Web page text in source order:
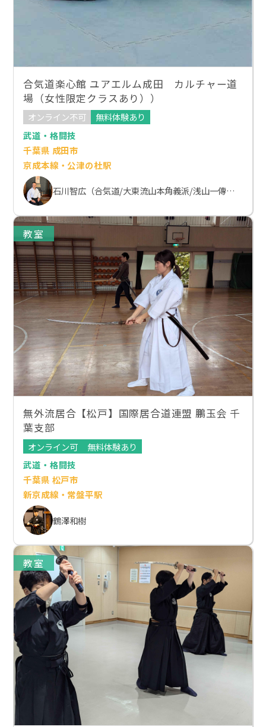
合気道楽心館 ユアエルム成田 カルチャー道
場（女性限定クラスあり））
オンライン不可
無料体験あり
武道・格闘技
千葉県 成田市
京成本線・公津の杜駅
石川智広（合気道/大東流山本角義派/浅山一傳流体術）
教室
無外流居合【松戸】国際居合道連盟 鵬玉会 千
葉支部
オンライン可
無料体験あり
武道・格闘技
千葉県 松戸市
新京成線・常盤平駅
鶴澤和樹
教室